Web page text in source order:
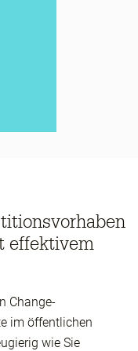
effektivem
Change-
im öffentlichen
wie Sie